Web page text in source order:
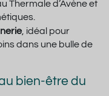
Thermale d’Avène et
, idéal pour
dans une bulle de
bien-être du